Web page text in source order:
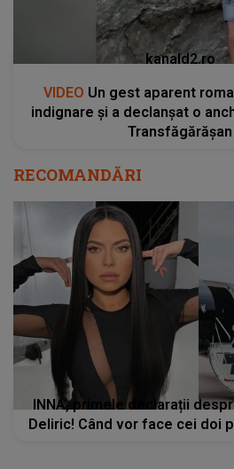
kanald2.ro
VIDEO Un gest aparent
indignare și a declanșat o
Transfăgărășan
RECOMANDĂRI
INNA, primele declarații
Deliric! Când vor face cei doi